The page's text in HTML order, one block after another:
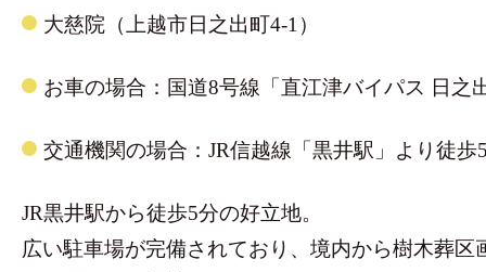
大慈院（上越市日之出町4-1）
お車の場合：国道8号線「直江津バイパス 日之
交通機関の場合：JR信越線「黒井駅」より徒歩
JR黒井駅から徒歩5分の好立地。
広い駐車場が完備されており、境内から樹木葬区